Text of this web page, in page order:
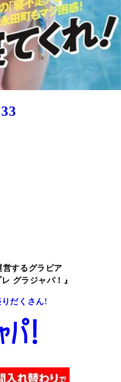
するグラビア
グラジャパ！』
だくさん!